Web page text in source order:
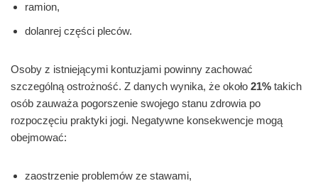
ramion,
dolanrej części pleców.
Osoby z istniejącymi kontuzjami powinny zachować
szczególną ostrożność. Z danych wynika, że około 21% takich
osób zauważa pogorszenie swojego stanu zdrowia po
rozpoczęciu praktyki jogi. Negatywne konsekwencje mogą
obejmować:
zaostrzenie problemów ze stawami,